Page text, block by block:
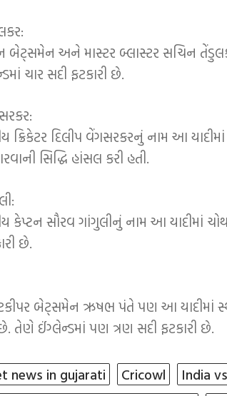
બેટ્સમેન અને માસ્ટર બ્લાસ્ટર સચિન
ચાર સદી ફટકારી છે.
ક્રિકેટર દિલીપ વેંગસરકરનું નામ આ
સિદ્ધિ હાંસલ કરી હતી.
કેપ્ટન સૌરવ ગાંગુલીનું નામ આ યાદીમાં
છે.
બેટ્સમેન ઋષભ પંતે પણ આ યાદીમાં
તેણે ઈંગ્લેન્ડમાં પણ ત્રણ સદી ફટકારી છે.
news in gujarati Cricowl India